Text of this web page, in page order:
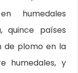
humedales
quince países
de plomo en la
humedales, y